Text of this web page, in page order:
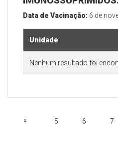
Data de Vacinação: 6 de
Unidade
Nenhum resultado foi
« 5 6 7